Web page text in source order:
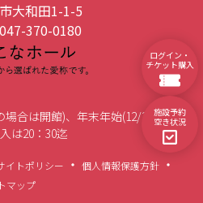
ログイン・
チケット購入
施設予約
空き状況
大和田1-1-5
370-0180
市民から選ばれた愛称です。
合は開館)、年末年始(12/28～1/4)
は20：30迄
イトポリシー
個人情報保護方針
マップ